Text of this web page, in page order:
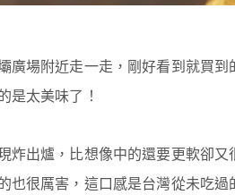
廣場附近走一走，剛好看到就買
是太美味了！
炸出爐，比想像中的還要更軟卻
也很厲害，這口感是台灣從未吃過